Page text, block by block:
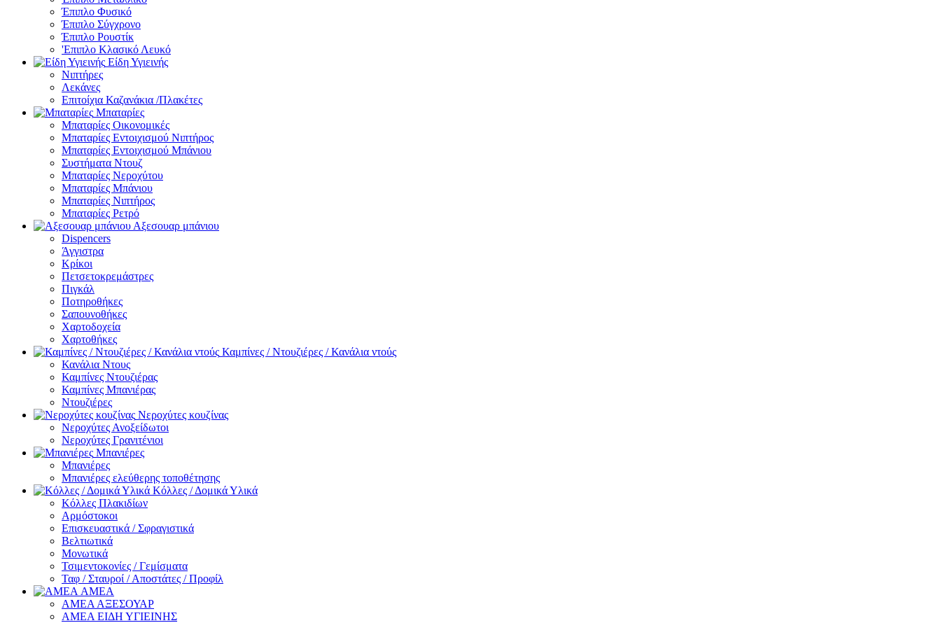
Έπιπλο Φυσικό
Έπιπλο Σύγχρονο
Έπιπλο Ρουστίκ
'Επιπλο Κλασικό Λευκό
Είδη Υγιεινής
Νιπτήρες
Λεκάνες
Επιτοίχια Καζανάκια /Πλακέτες
Μπαταρίες
Μπαταρίες Οικονομικές
Μπαταρίες Εντοιχισμού Νιπτήρος
Μπαταρίες Εντοιχισμού Μπάνιου
Συστήματα Ντουζ
Μπαταρίες Νεροχύτου
Μπαταρίες Μπάνιου
Μπαταρίες Νιπτήρος
Μπαταρίες Ρετρό
Αξεσουαρ μπάνιου
Dispencers
Άγγιστρα
Κρίκοι
Πετσετοκρεμάστρες
Πιγκάλ
Ποτηροθήκες
Σαπουνοθήκες
Χαρτοδοχεία
Χαρτοθήκες
Καμπίνες / Ντουζιέρες / Κανάλια ντούς
Κανάλια Ντους
Καμπίνες Ντουζιέρας
Καμπίνες Μπανιέρας
Ντουζιέρες
Νεροχύτες κουζίνας
Νεροχύτες Ανοξείδωτοι
Νεροχύτες Γρανιτένιοι
Μπανιέρες
Μπανιέρες
Μπανιέρες ελεύθερης τοποθέτησης
Κόλλες / Δομικά Υλικά
Κόλλες Πλακιδίων
Αρμόστοκοι
Επισκευαστικά / Σφραγιστικά
Βελτιωτικά
Μονωτικά
Τσιμεντοκονίες / Γεμίσματα
Ταφ / Σταυροί / Αποστάτες / Προφίλ
ΑΜΕΑ
ΑΜΕΑ ΑΞΕΣΟΥΑΡ
ΑΜΕΑ ΕΙΔΗ ΥΓΙΕΙΝΗΣ